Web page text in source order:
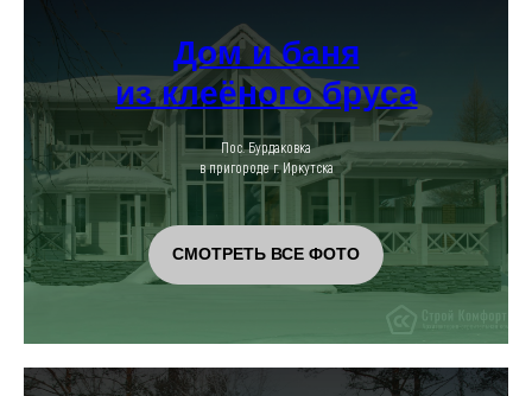
Дом и баня
из клеёного бруса
Пос. Бурдаковка
в пригороде г. Иркутска
СМОТРЕТЬ ВСЕ ФОТО